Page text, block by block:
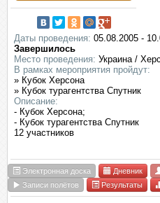
Даты проведения: 05.08.2005 -
Завершилось
Место проведения: Украина /
В рамках мероприятия пройдут:
» Кубок Херсона
» Кубок турагентства Спутник
Описание:
- Кубок Херсона;
- Кубок турагентства Спутник
12 участников
Электронная доска Дневник
Записи полётов
Результаты